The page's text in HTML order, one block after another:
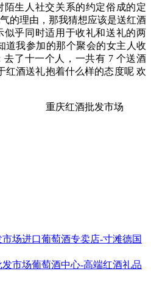
生人社交关系的约定俗成的定
的理由，那我猜想应该是送红酒
似乎同时适用于收礼和送礼的两
道我参加的那个聚会的女主人收
了十一个人，一共有 7 个送酒
红酒送礼抱着什么样的态度呢 欢
场进口葡萄酒专卖店-寸滩德国
市场葡萄酒中心-高端红酒礼品